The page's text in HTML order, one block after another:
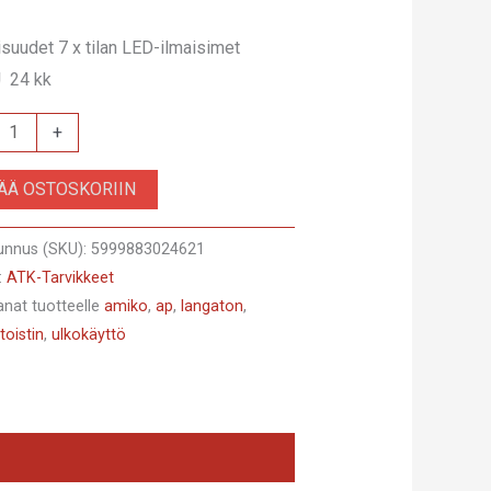
7 x tilan LED-ilmaisimet
24 kk
+
OSTOSKORIIN
(SKU):5999883024621
ATK-Tarvikkeet
tuotteelleamiko,ap, langaton,
toistin,ulkokäyttö